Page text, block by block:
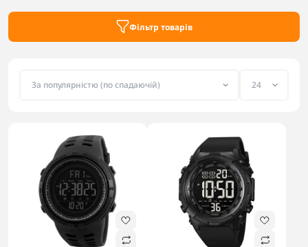
Фільтр товарів